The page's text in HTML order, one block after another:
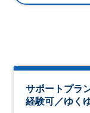
サポートプラ
経験可／ゆく